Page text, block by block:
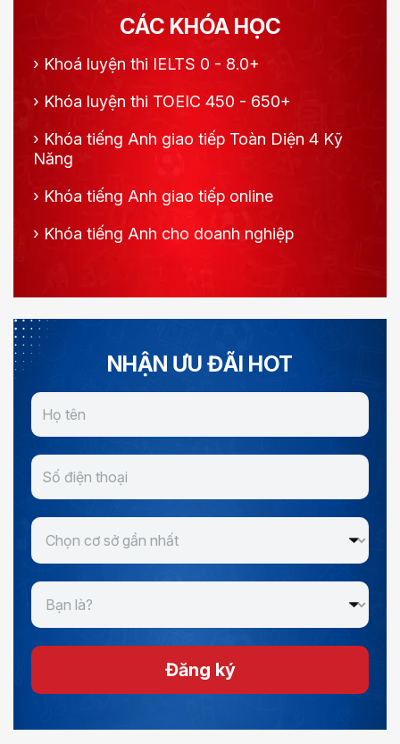
CÁC KHÓA HỌC
› Khoá luyện thi IELTS 0 - 8.0+
› Khóa luyện thi TOEIC 450 - 650+
› Khóa tiếng Anh giao tiếp Toàn Diện 4 Kỹ
Năng
› Khóa tiếng Anh giao tiếp online
› Khóa tiếng Anh cho doanh nghiệp
NHẬN ƯU ĐÃI HOT
Đăng ký